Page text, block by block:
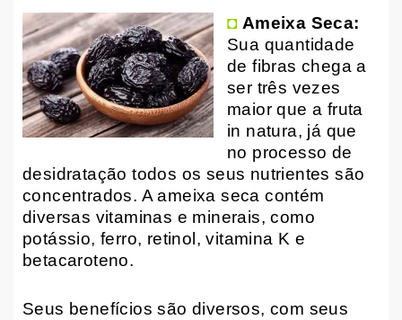
◘ Ameixa Seca:
Sua quantidade
de fibras chega a
ser três vezes
maior que a fruta
in natura, já que
no processo de
desidratação todos os seus nutrientes são
concentrados. A ameixa seca contém
diversas vitaminas e minerais, como
potássio, ferro, retinol, vitamina K e
betacaroteno.
Seus benefícios são diversos, com seus